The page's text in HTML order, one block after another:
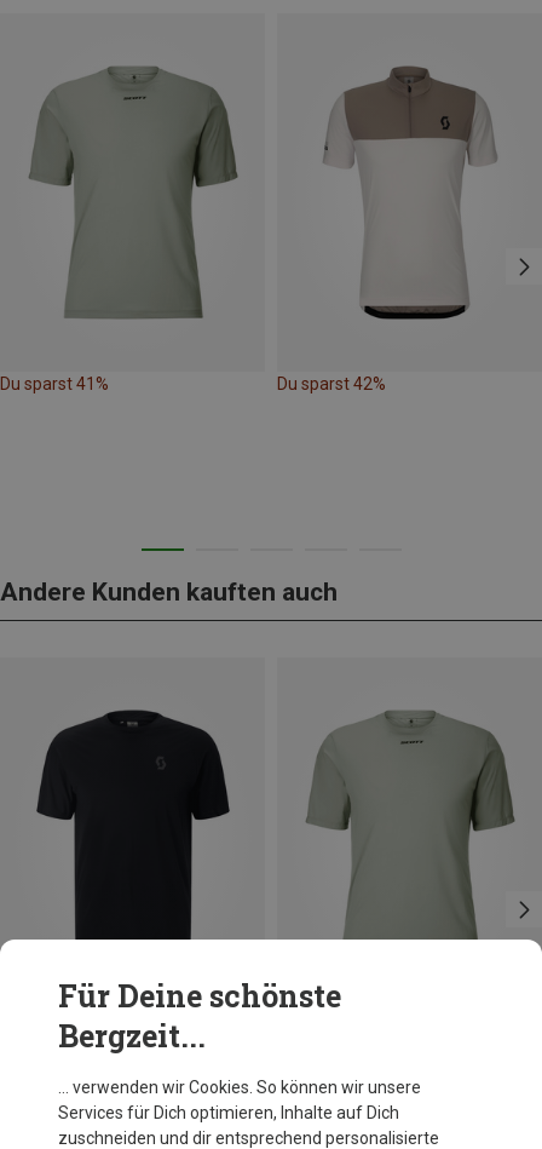
Du sparst 41% Du sparst 42%
Andere Kunden kauften auch
Du sparst 31%
Für Deine schönste
Bergzeit...
… verwenden wir Cookies. So können wir unsere
Services für Dich optimieren, Inhalte auf Dich
zuschneiden und dir entsprechend personalisierte